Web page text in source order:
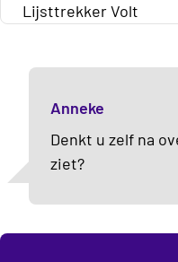
Lijsttrekker Volt
Anneke
Denkt u zelf na
ziet?